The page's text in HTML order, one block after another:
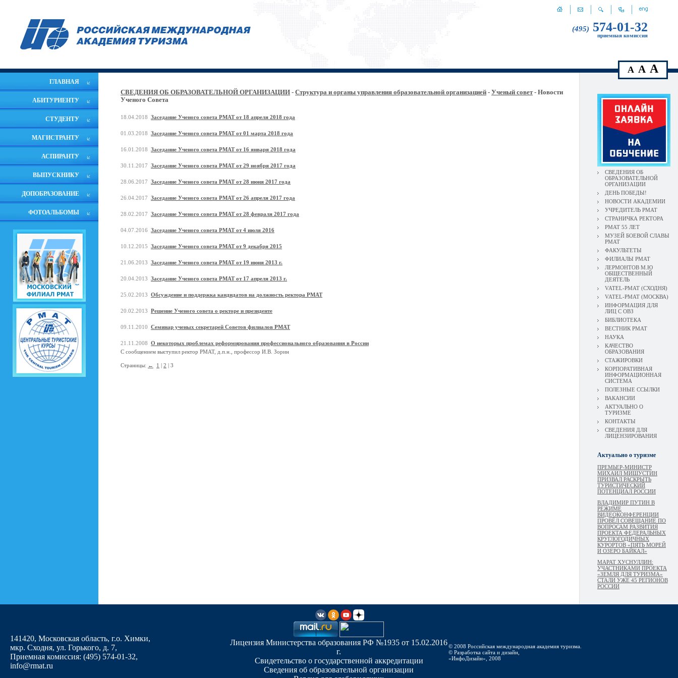
(495) 574-01-32
приемная комиссия
ГЛАВНАЯ
АБИТУРИЕНТУ
СТУДЕНТУ
МАГИСТРАНТУ
АСПИРАНТУ
ВЫПУСКНИКУ
ДОПОБРАЗОВАНИЕ
ФОТОАЛЬБОМЫ
A A A
СВЕДЕНИЯ ОБ ОБРАЗОВАТЕЛЬНОЙ ОРГАНИЗАЦИИ - Структура и органы управления образовательной организацией - Ученый совет- Новости
Ученого Совета
18.04.2018 Заседание Ученого совета РМАТ от 18 апреля 2018 года
01.03.2018 Заседание Ученого совета РМАТ от 01 марта 2018 года
16.01.2018 Заседание Ученого совета РМАТ от 16 января 2018 года
30.11.2017 Заседание Ученого совета РМАТ от 29 ноября 2017 года
28.06.2017 Заседание Ученого совета РМАТ от 28 июня 2017 года
26.04.2017 Заседание Ученого совета РМАТ от 26 апреля 2017 года
28.02.2017 Заседание Ученого совета РМАТ от 28 февраля 2017 года
04.07.2016 Заседание Ученого совета РМАТ от 4 июля 2016
10.12.2015 Заседание Ученого совета РМАТ от 9 декабря 2015
21.06.2013 Заседание Ученого совета РМАТ от 19 июня 2013 г.
20.04.2013 Заседание Ученого совета РМАТ от 17 апреля 2013 г.
25.02.2013 Обсуждение и поддержка кандидатов на должность ректора РМАТ
20.02.2013 Решение Ученого совета о ректоре и президенте
09.11.2010 Семинар ученых секретарей Советов филиалов РМАТ
21.11.2008 О некоторых проблемах реформирования профессионального образования в России
С сообщением выступил ректор РМАТ, д.п.н., профессор И.В. Зорин
Страницы: ← 1 | 2 | 3
СВЕДЕНИЯ ОБ
ОБРАЗОВАТЕЛЬНОЙ
ОРГАНИЗАЦИИ
ДЕНЬ ПОБЕДЫ!
НОВОСТИ АКАДЕМИИ
УЧРЕДИТЕЛЬ РМАТ
СТРАНИЧКА РЕКТОРА
РМАТ 55 ЛЕТ
МУЗЕЙ БОЕВОЙ СЛАВЫ
РМАТ
ФАКУЛЬТЕТЫ
ФИЛИАЛЫ РМАТ
ЛЕРМОНТОВ М.Ю
ОБЩЕСТВЕННЫЙ
ДЕЯТЕЛЬ
VATEL-РМАТ (СХОДНЯ)
VATEL-РМАТ (МОСКВА)
ИНФОРМАЦИЯ ДЛЯ
ЛИЦ С ОВЗ
БИБЛИОТЕКА
ВЕСТНИК РМАТ
НАУКА
КАЧЕСТВО
ОБРАЗОВАНИЯ
СТАЖИРОВКИ
КОРПОРАТИВНАЯ
ИНФОРМАЦИОННАЯ
СИСТЕМА
ПОЛЕЗНЫЕ ССЫЛКИ
ВАКАНСИИ
АКТУАЛЬНО О
ТУРИЗМЕ
КОНТАКТЫ
СВЕДЕНИЯ ДЛЯ
ЛИЦЕНЗИРОВАНИЯ
Актуально о туризме
ПРЕМЬЕР-МИНИСТР
МИХАИЛ МИШУСТИН
ПРИЗВАЛ РАСКРЫТЬ
ТУРИСТИЧЕСКИЙ
ПОТЕНЦИАЛ РОССИИ
ВЛАДИМИР ПУТИН В
РЕЖИМЕ
ВИДЕОКОНФЕРЕНЦИИ
ПРОВЁЛ СОВЕЩАНИЕ ПО
ВОПРОСАМ РАЗВИТИЯ
ПРОЕКТА ФЕДЕРАЛЬНЫХ
КРУГЛОГОДИЧНЫХ
КУРОРТОВ «ПЯТЬ МОРЕЙ
И ОЗЕРО БАЙКАЛ»
МАРАТ ХУСНУЛЛИН:
УЧАСТНИКАМИ ПРОЕКТА
«ЗЕМЛЯ ДЛЯ ТУРИЗМА»
СТАЛИ УЖЕ 45 РЕГИОНОВ
РОССИИ
141420, Московская область, г.о. Химки,
мкр. Сходня, ул. Горького, д. 7,
Приемная комиссия: (495) 574-01-32,
info@rmat.ru
Лицензия Министерства образования РФ №1935 от 15.02.2016
г.
Свидетельство о государственной аккредитации
Сведения об образовательной организации
© 2008 Российская международная академия туризма.
© Разработка сайта и дизайн,
«ИнфоДизайн», 2008